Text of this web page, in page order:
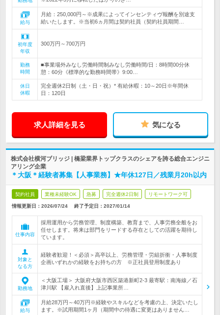
給与
月給：250,000円～※成果によってインセンティヴ報酬を別途支
給いたします。※当初6ヵ月間は契約社員（契約社員期間…
初年度
年収
300万円～700万円
勤務
時間
■事業場外みなし労働時間制みなし労働時間/日：8時間00分休
憩：60分《標準的な勤務時間帯》9:00…
休日
休暇
完全週休2日制（土・日・祝）* 有給休暇：10～20日※年間休
日：120日
求人詳細を見る 気になる
株式会社横河ブリッジ | 橋梁業界トップクラスのシェアを誇る総合エンジニ
アリング企業
＊大阪＊経験者募集【人事業務】★年休127日／残業月20h以内
契約社員 業種未経験OK 急募 完全週休2日制 リモートワーク可
情報更新日：2026/07/24 終了予定日： 2027/01/14
仕事内容
採用運用から労務管理、制度構築、教育まで、人事労務全般をお
任せします。将来は部門をリードする存在としての活躍を期待し
ています。
対象と
なる方
経験者歓迎！＜必須＞高卒以上、労務管理・労組折衝・人事制度
企画いずれかの経験をお持ちの方 ※正社員登用制度あり
勤務地
＜大阪工場＞ 大阪府大阪市西区築港新町2-3 最寄駅：南海線／石
津川駅 【雇入れ直後】上記事業所…
給与
月給28万円～40万円※経験やスキルなどを考慮の上、決定いたし
ます。※試用期間1ヶ月（期間中の待遇に変更はありません…